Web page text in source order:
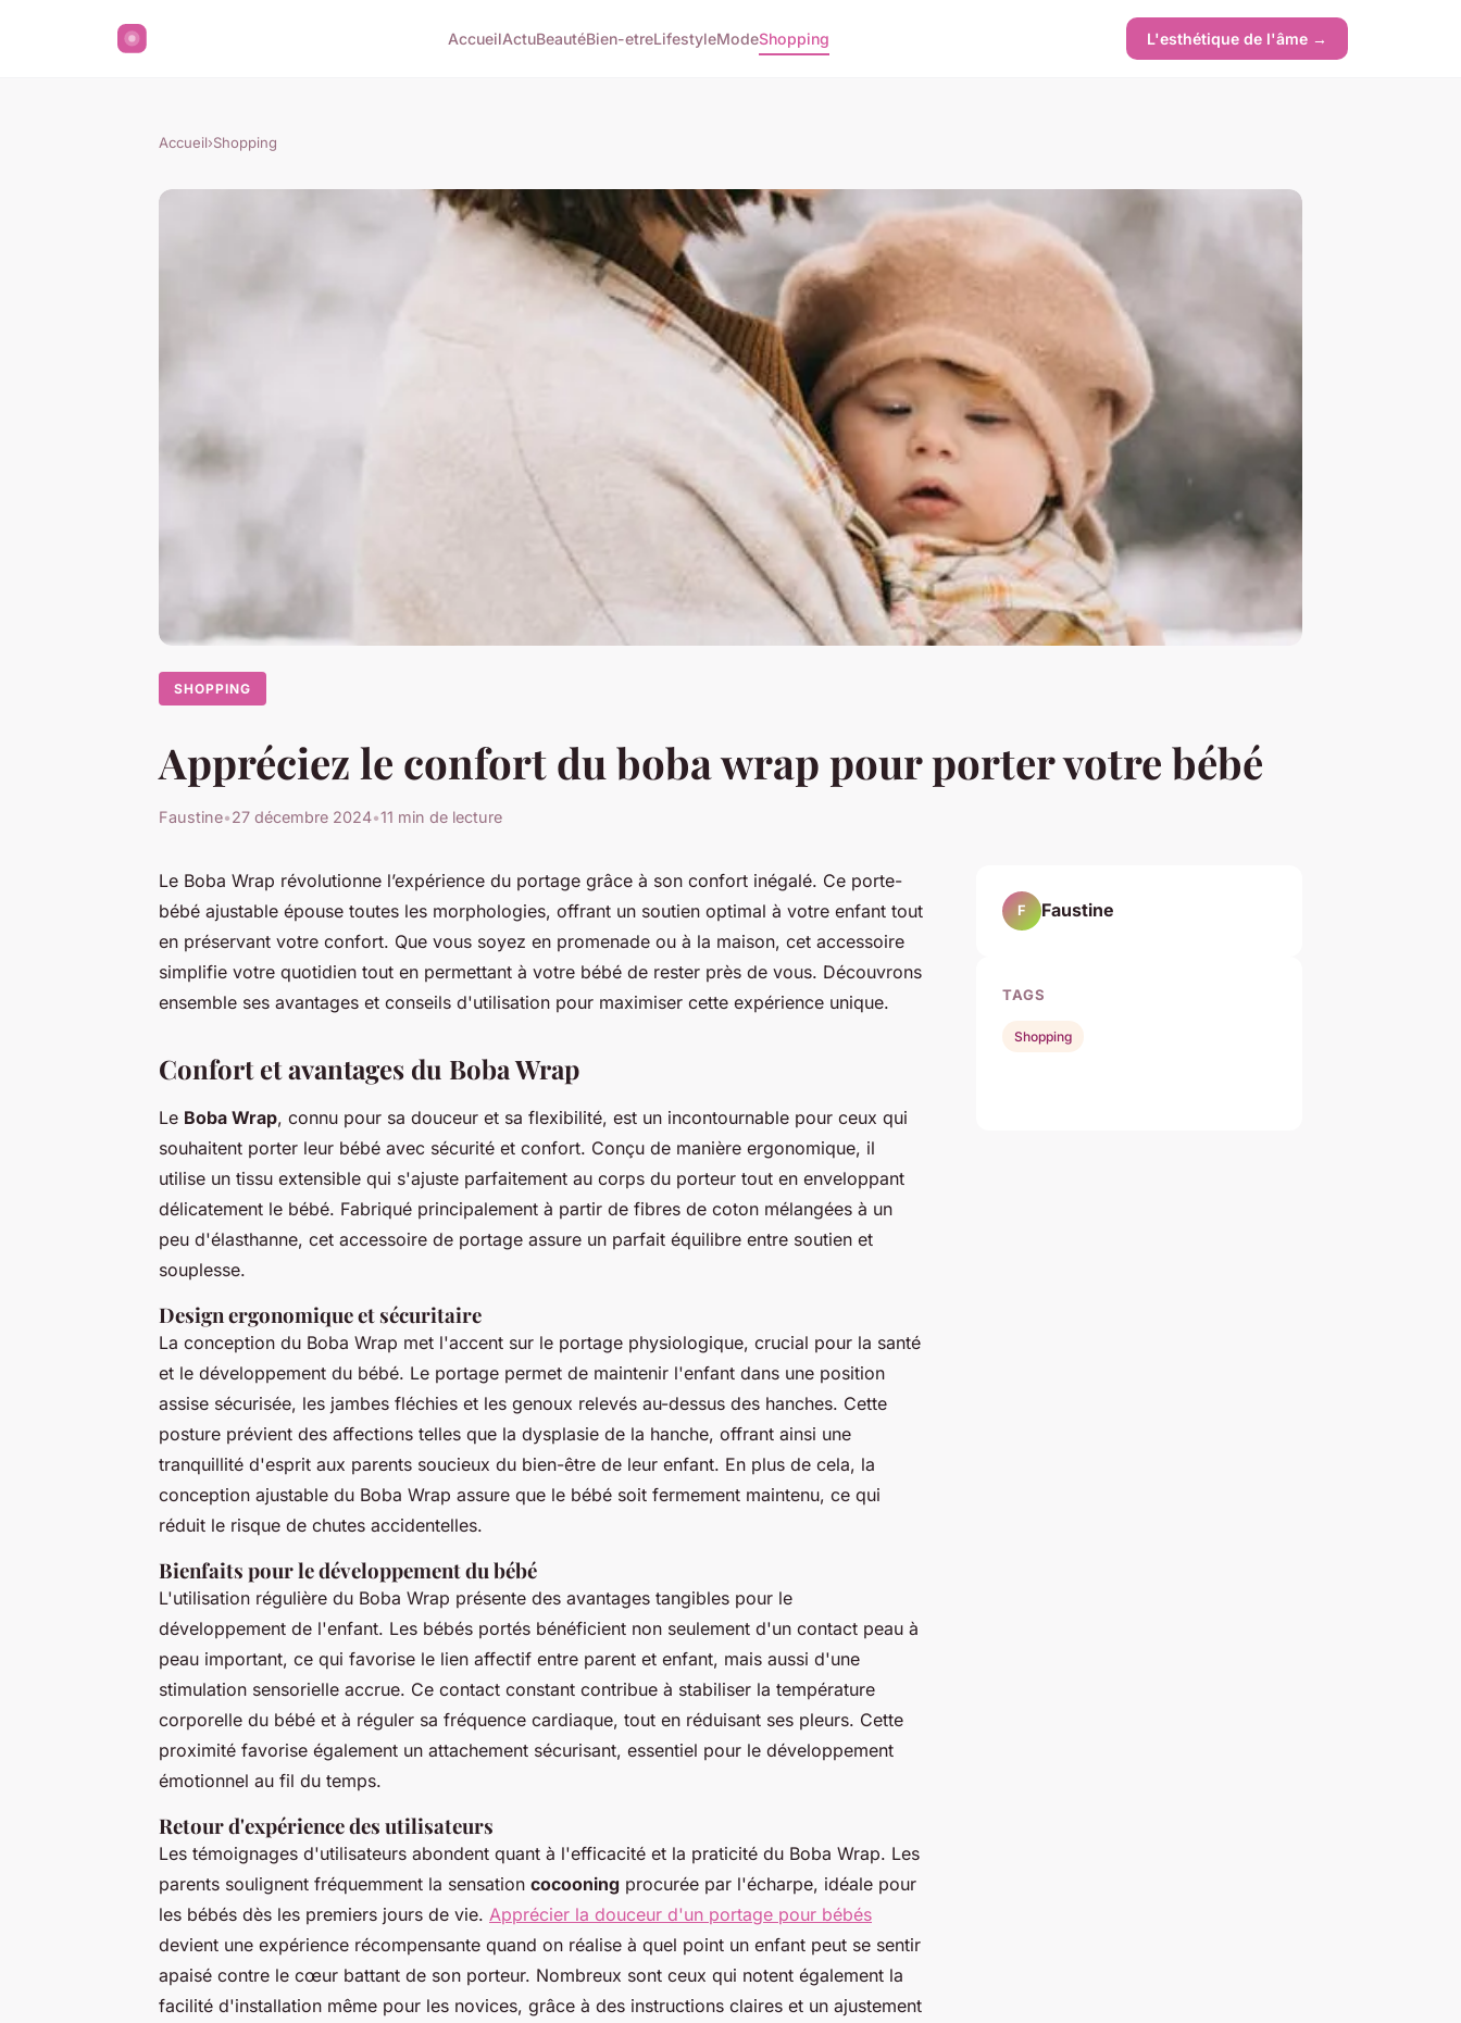
AccueilActuBeautéBien-etreLifestyleModeShopping L'esthétique de l'âme →
Accueil›Shopping
SHOPPING
Appréciez le confort du boba wrap pour porter votre bébé
Faustine•27 décembre 2024•11 min de lecture
Le Boba Wrap révolutionne l’expérience du portage grâce à son confort inégalé. Ce porte-
bébé ajustable épouse toutes les morphologies, offrant un soutien optimal à votre enfant tout
en préservant votre confort. Que vous soyez en promenade ou à la maison, cet accessoire
simplifie votre quotidien tout en permettant à votre bébé de rester près de vous. Découvrons
ensemble ses avantages et conseils d'utilisation pour maximiser cette expérience unique.
Confort et avantages du Boba Wrap
Le Boba Wrap, connu pour sa douceur et sa flexibilité, est un incontournable pour ceux qui
souhaitent porter leur bébé avec sécurité et confort. Conçu de manière ergonomique, il
utilise un tissu extensible qui s'ajuste parfaitement au corps du porteur tout en enveloppant
délicatement le bébé. Fabriqué principalement à partir de fibres de coton mélangées à un
peu d'élasthanne, cet accessoire de portage assure un parfait équilibre entre soutien et
souplesse.
Design ergonomique et sécuritaire
La conception du Boba Wrap met l'accent sur le portage physiologique, crucial pour la santé
et le développement du bébé. Le portage permet de maintenir l'enfant dans une position
assise sécurisée, les jambes fléchies et les genoux relevés au-dessus des hanches. Cette
posture prévient des affections telles que la dysplasie de la hanche, offrant ainsi une
tranquillité d'esprit aux parents soucieux du bien-être de leur enfant. En plus de cela, la
conception ajustable du Boba Wrap assure que le bébé soit fermement maintenu, ce qui
réduit le risque de chutes accidentelles.
Bienfaits pour le développement du bébé
L'utilisation régulière du Boba Wrap présente des avantages tangibles pour le
développement de l'enfant. Les bébés portés bénéficient non seulement d'un contact peau à
peau important, ce qui favorise le lien affectif entre parent et enfant, mais aussi d'une
stimulation sensorielle accrue. Ce contact constant contribue à stabiliser la température
corporelle du bébé et à réguler sa fréquence cardiaque, tout en réduisant ses pleurs. Cette
proximité favorise également un attachement sécurisant, essentiel pour le développement
émotionnel au fil du temps.
Retour d'expérience des utilisateurs
Les témoignages d'utilisateurs abondent quant à l'efficacité et la praticité du Boba Wrap. Les
parents soulignent fréquemment la sensation cocooning procurée par l'écharpe, idéale pour
les bébés dès les premiers jours de vie. Apprécier la douceur d'un portage pour bébés
devient une expérience récompensante quand on réalise à quel point un enfant peut se sentir
apaisé contre le cœur battant de son porteur. Nombreux sont ceux qui notent également la
facilité d'installation même pour les novices, grâce à des instructions claires et un ajustement
F Faustine
TAGS
Shopping